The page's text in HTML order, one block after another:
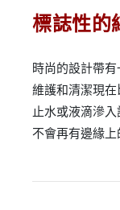
標誌性的
時尚的設計帶
維護和清潔現
止水或液滴滲
不會再有邊緣